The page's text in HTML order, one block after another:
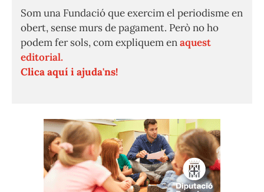
Som una Fundació que exercim el periodisme en
obert, sense murs de pagament. Però no ho
podem fer sols, com expliquem enaquest
editorial.
Clica aquí i ajuda'ns!